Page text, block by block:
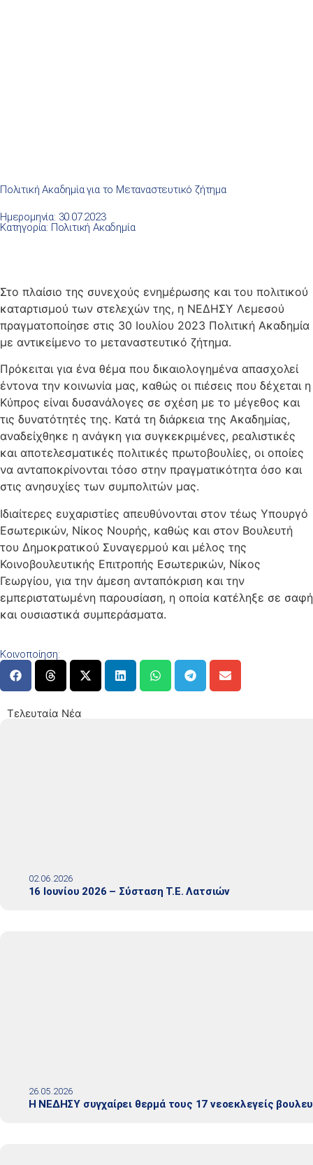
Πολιτική Ακαδημία για το Μεταναστευτικό ζήτημα
Ημερομηνία: 30.07.2023
Κατηγορία: Πολιτική Ακαδημία
Στο πλαίσιο της συνεχούς ενημέρωσης και του πολιτικού
καταρτισμού των στελεχών της, η ΝΕΔΗΣΥ Λεμεσού
πραγματοποίησε στις 30 Ιουλίου 2023 Πολιτική Ακαδημία
με αντικείμενο το μεταναστευτικό ζήτημα.
Πρόκειται για ένα θέμα που δικαιολογημένα απασχολεί
έντονα την κοινωνία μας, καθώς οι πιέσεις που δέχεται η
Κύπρος είναι δυσανάλογες σε σχέση με το μέγεθος και
τις δυνατότητές της. Κατά τη διάρκεια της Ακαδημίας,
αναδείχθηκε η ανάγκη για συγκεκριμένες, ρεαλιστικές
και αποτελεσματικές πολιτικές πρωτοβουλίες, οι οποίες
να ανταποκρίνονται τόσο στην πραγματικότητα όσο και
στις ανησυχίες των συμπολιτών μας.
Ιδιαίτερες ευχαριστίες απευθύνονται στον τέως Υπουργό
Εσωτερικών, Νίκος Νουρής, καθώς και στον Βουλευτή
του Δημοκρατικού Συναγερμού και μέλος της
Κοινοβουλευτικής Επιτροπής Εσωτερικών, Νίκος
Γεωργίου, για την άμεση ανταπόκριση και την
εμπεριστατωμένη παρουσίαση, η οποία κατέληξε σε σαφή
και ουσιαστικά συμπεράσματα.
Κοινοποίηση:
Τελευταία Νέα
02.06.2026
16 Ιουνίου 2026 – Σύσταση Τ.Ε. Λατσιών
26.05.2026
Η ΝΕΔΗΣΥ συγχαίρει θερμά τους 17 νεοεκλεγείς